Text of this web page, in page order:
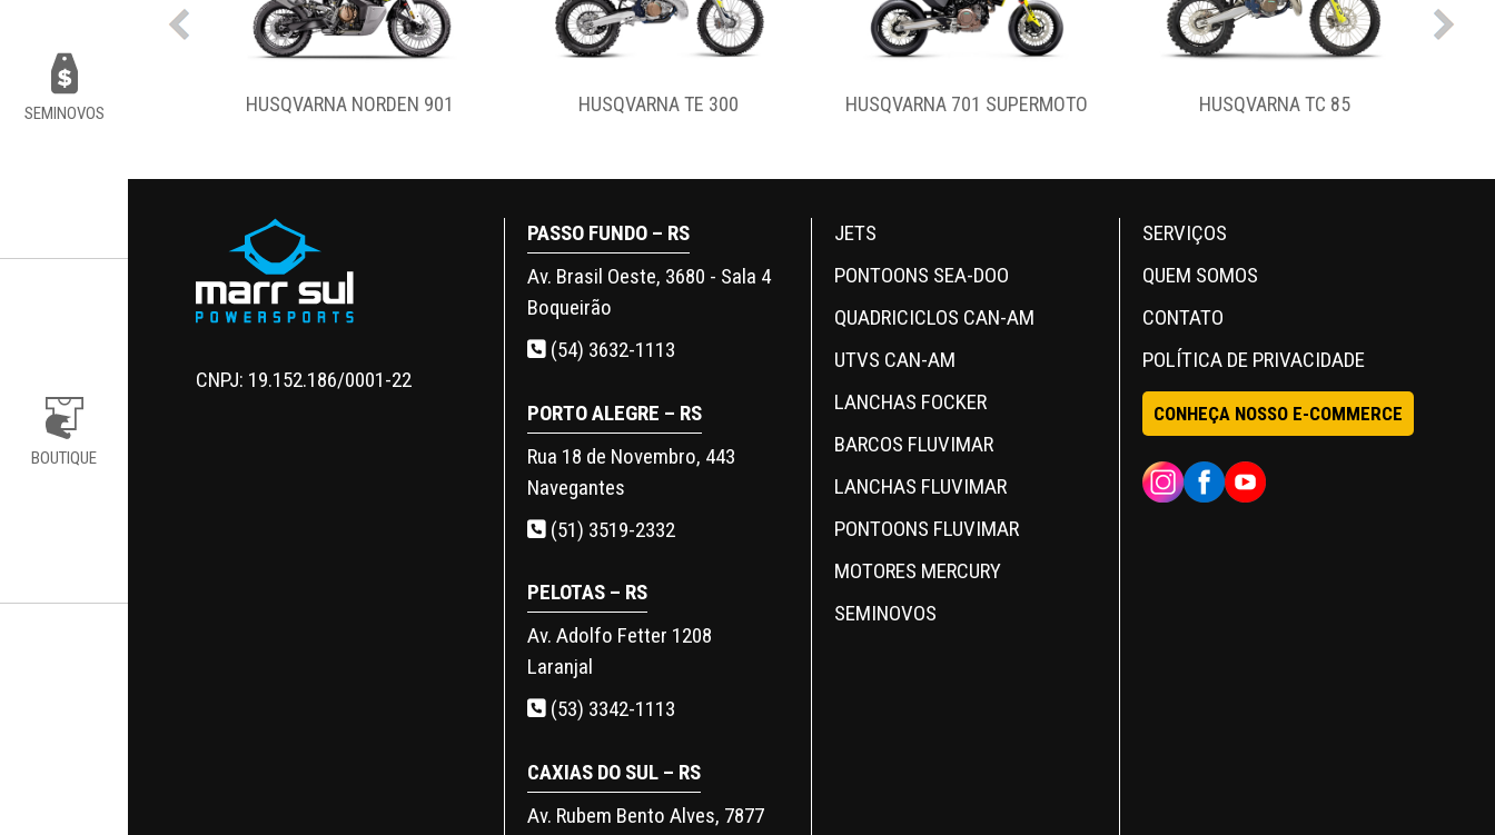
SEMINOVOS
BOUTIQUE
NORDEN 901 HUSQVARNA TE 300 HUSQVARNA 701 SUPERMOTO HUSQVARNA TC 85 HUSQVARNA TC 65
CNPJ: 19.152.186/0001-22
PASSO FUNDO – RS
Av. Brasil Oeste, 3680 - Sala 4
Boqueirão
(54) 3632-1113
PORTO ALEGRE – RS
Rua 18 de Novembro, 443
Navegantes
(51) 3519-2332
PELOTAS – RS
Av. Adolfo Fetter 1208
Laranjal
(53) 3342-1113
CAXIAS DO SUL – RS
Av. Rubem Bento Alves, 7877
JETS
PONTOONS SEA-DOO
QUADRICICLOS CAN-AM
UTVS CAN-AM
LANCHAS FOCKER
BARCOS FLUVIMAR
LANCHAS FLUVIMAR
PONTOONS FLUVIMAR
MOTORES MERCURY
SEMINOVOS
SERVIÇOS
QUEM SOMOS
CONTATO
POLÍTICA DE PRIVACIDADE
CONHEÇA NOSSO E-COMMERCE
INSTAGRAM
FACEBOOK
YOUTUBE